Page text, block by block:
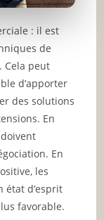
: il est
de
Cela peut
d’apporter
des solutions
En
En
les
état d’esprit
favorable.